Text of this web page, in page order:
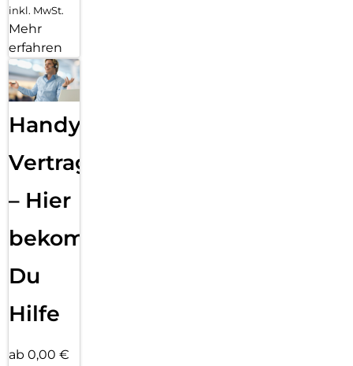
inkl. MwSt.
Mehr
erfahren
Handy
Vertragsabwicklung
– Hier
bekommst
Du
Hilfe
ab 0,00 €